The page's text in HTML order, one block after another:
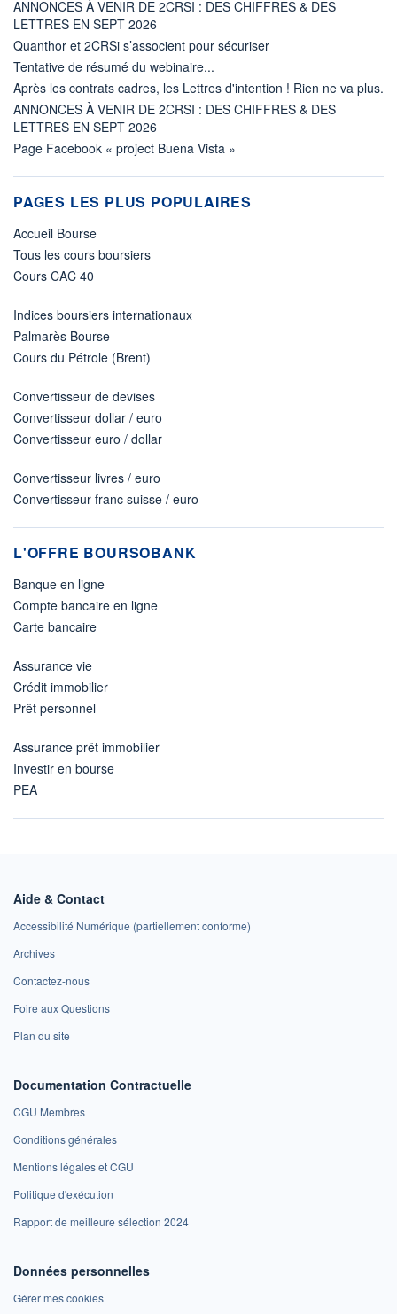
ANNONCES À VENIR DE 2CRSI : DES CHIFFRES & DES
LETTRES EN SEPT 2026
Quanthor et 2CRSi s’associent pour sécuriser
Tentative de résumé du webinaire...
Après les contrats cadres, les Lettres d'intention ! Rien ne va plus.
ANNONCES À VENIR DE 2CRSI : DES CHIFFRES & DES
LETTRES EN SEPT 2026
Page Facebook « project Buena Vista »
PAGES LES PLUS POPULAIRES
Accueil Bourse
Tous les cours boursiers
Cours CAC 40
Indices boursiers internationaux
Palmarès Bourse
Cours du Pétrole (Brent)
Convertisseur de devises
Convertisseur dollar / euro
Convertisseur euro / dollar
Convertisseur livres / euro
Convertisseur franc suisse / euro
L'OFFRE BOURSOBANK
Banque en ligne
Compte bancaire en ligne
Carte bancaire
Assurance vie
Crédit immobilier
Prêt personnel
Assurance prêt immobilier
Investir en bourse
PEA
Aide & Contact
Accessibilité Numérique (partiellement conforme)
Archives
Contactez-nous
Foire aux Questions
Plan du site
Documentation Contractuelle
CGU Membres
Conditions générales
Mentions légales et CGU
Politique d'exécution
Rapport de meilleure sélection 2024
Données personnelles
Gérer mes cookies